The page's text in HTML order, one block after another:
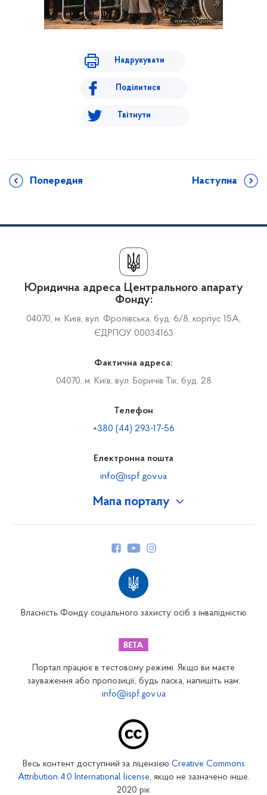
Надрукувати
Поділитися
Твітнути
Попередня Наступна
Мапа порталу
Закарпатське відділення
Запорізьке відділення
Кіровоградське відділення
Юридична адреса Центрального апарату
Фонду:
04070, м. Київ, вул. Фролівська, буд. 6/8, корпус 15А,
ЄДРПОУ 00034163
Фактична адреса:
04070, м. Київ, вул. Боричів Тік, буд. 28
Телефон
+380 (44) 293-17-56
Електронна пошта
info@ispf.gov.ua
Власність Фонду соціального захисту осіб з інвалідністю
Портал працює в тестовому режимі. Якщо ви маєте
зауваження або пропозиції, будь ласка, напишіть нам:
info@ispf.gov.ua
Весь контент доступний за ліцензією Creative Commons
Attribution 4.0 International license, якщо не зазначено інше.
2020 рік